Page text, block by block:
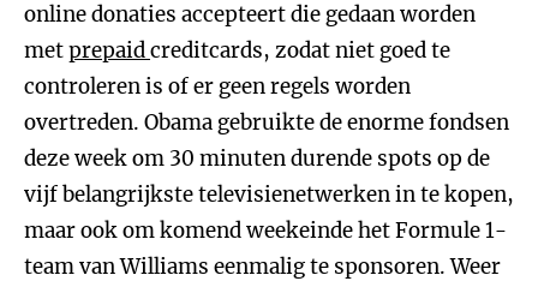
online donaties accepteert die gedaan worden
metprepaidcreditcards, zodat niet goed te
controleren is of er geen regels worden
overtreden. Obama gebruikte de enorme fondsen
deze week om 30 minuten durende spots op de
vijf belangrijkste televisienetwerken in te kopen,
maar ook om komend weekeinde het Formule 1-
team van Williams eenmalig te sponsoren. Weer